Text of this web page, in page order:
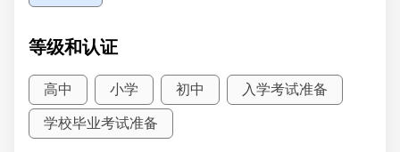
等级和认证
高中 小学 初中 入学考试准备
学校毕业考试准备